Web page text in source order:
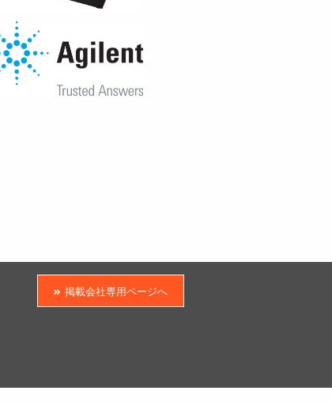
掲載会社専用ページへ